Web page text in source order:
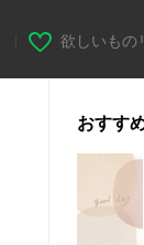
欲しいもの
おすす